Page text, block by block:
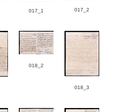
017_1 017_2
018_2
018_3